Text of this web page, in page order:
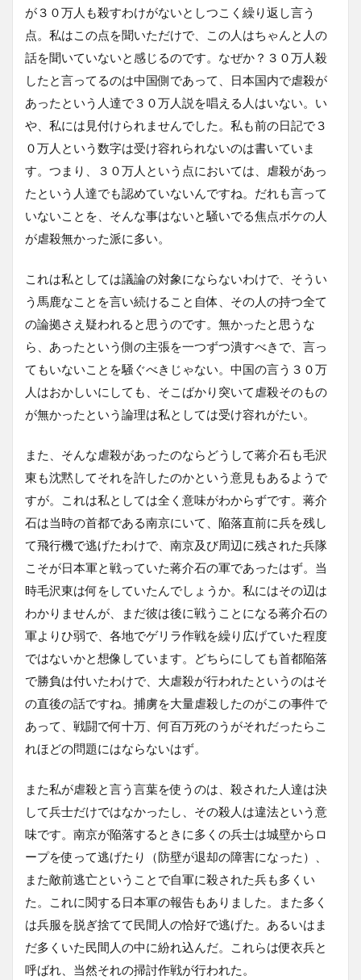
が３０万人も殺すわけがないとしつこく繰り返し言う
点。私はこの点を聞いただけで、この人はちゃんと人の
話を聞いていないと感じるのです。なぜか？３０万人殺
したと言ってるのは中国側であって、日本国内で虐殺が
あったという人達で３０万人説を唱える人はいない。い
や、私には見付けられませんでした。私も前の日記で３
０万人という数字は受け容れられないのは書いていま
す。つまり、３０万人という点においては、虐殺があっ
たという人達でも認めていないんですね。だれも言って
いないことを、そんな事はないと騒いでる焦点ボケの人
が虐殺無かった派に多い。
これは私としては議論の対象にならないわけで、そうい
う馬鹿なことを言い続けること自体、その人の持つ全て
の論拠さえ疑われると思うのです。無かったと思うな
ら、あったという側の主張を一つずつ潰すべきで、言っ
てもいないことを騒ぐべきじゃない。中国の言う３０万
人はおかしいにしても、そこばかり突いて虐殺そのもの
が無かったという論理は私としては受け容れがたい。
また、そんな虐殺があったのならどうして蒋介石も毛沢
東も沈黙してそれを許したのかという意見もあるようで
すが。これは私としては全く意味がわからずです。蒋介
石は当時の首都である南京にいて、陥落直前に兵を残し
て飛行機で逃げたわけで、南京及び周辺に残された兵隊
こそが日本軍と戦っていた蒋介石の軍であったはず。当
時毛沢東は何をしていたんでしょうか。私にはその辺は
わかりませんが、まだ彼は後に戦うことになる蒋介石の
軍よりひ弱で、各地でゲリラ作戦を繰り広げていた程度
ではないかと想像しています。どちらにしても首都陥落
で勝負は付いたわけで、大虐殺が行われたというのはそ
の直後の話ですね。捕虜を大量虐殺したのがこの事件で
あって、戦闘で何十万、何百万死のうがそれだったらこ
れほどの問題にはならないはず。
また私が虐殺と言う言葉を使うのは、殺された人達は決
して兵士だけではなかったし、その殺人は違法という意
味です。南京が陥落するときに多くの兵士は城壁からロ
ープを使って逃げたり（防壁が退却の障害になった）、
また敵前逃亡ということで自軍に殺された兵も多くい
た。これに関する日本軍の報告もありました。また多く
は兵服を脱ぎ捨てて民間人の恰好で逃げた。あるいはま
だ多くいた民間人の中に紛れ込んだ。これらは便衣兵と
呼ばれ、当然それの掃討作戦が行われた。